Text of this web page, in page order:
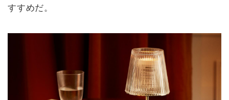
すすめだ。